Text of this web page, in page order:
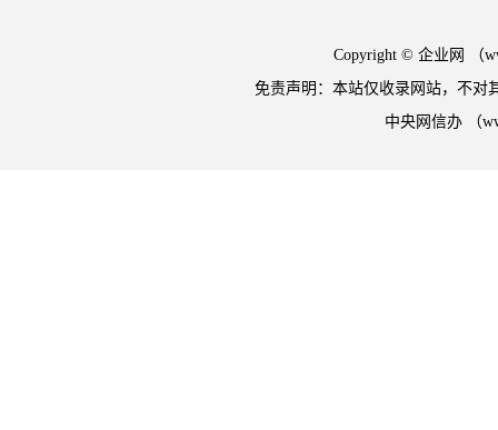
Copyright © 企业网 （
免责声明：本站仅收录网站，不对
中央网信办 （